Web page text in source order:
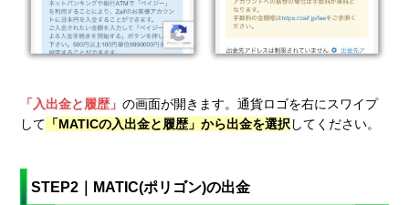
「入出金と履歴」の画面が開きます。通貨ロゴを右にスワイプ
して 「MATICの入出金と履歴」から出金を選択 してください。
STEP2｜MATIC(ポリゴン)の出金